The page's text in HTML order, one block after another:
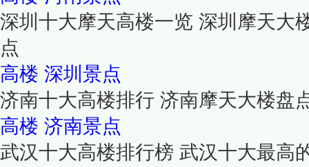
深圳十大摩天高楼一览 深圳摩天大
点
高楼 深圳景点
济南十大高楼排行 济南摩天大楼盘
高楼 济南景点
武汉十大高楼排行榜 武汉十大最高